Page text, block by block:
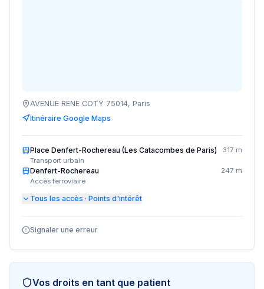
AVENUE RENE COTY 75014, Paris
Itinéraire Google Maps
Place Denfert-Rochereau (Les Catacombes de Paris)
Transport urbain
317 m
Denfert-Rochereau
Accès ferroviaire
247 m
Tous les accès · Points d'intérêt
Signaler une erreur
Vos droits en tant que patient